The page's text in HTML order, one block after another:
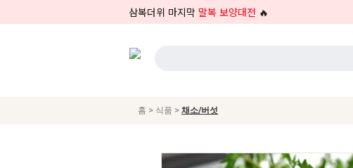
삼복더위 마지막 말복 보양대전 🔥
홈 > 식품 > 채소/버섯